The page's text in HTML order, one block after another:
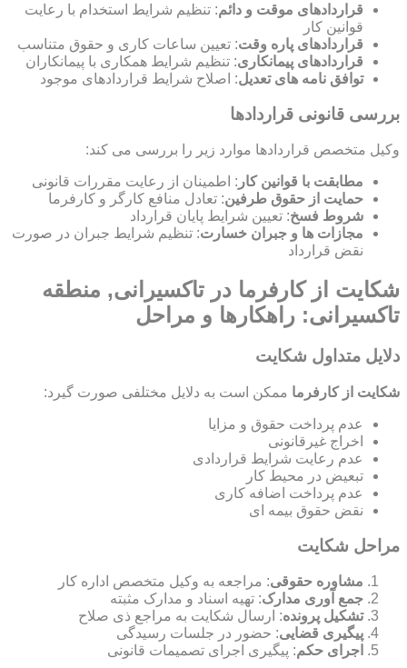
قراردادهای موقت و دائم: تنظیم شرایط استخدام با رعایت
قوانین کار
قراردادهای پاره وقت: تعیین ساعات کاری و حقوق متناسب
قراردادهای پیمانکاری: تنظیم شرایط همکاری با پیمانکاران
توافق نامه های تعدیل: اصلاح شرایط قراردادهای موجود
بررسی قانونی قراردادها
وکیل متخصص قراردادها موارد زیر را بررسی می کند:
مطابقت با قوانین کار : اطمینان از رعایت مقررات قانونی
حمایت از حقوق طرفین: تعادل منافع کارگر و کارفرما
شروط فسخ: تعیین شرایط پایان قرارداد
مجازات ها و جبران خسارت: تنظیم شرایط جبران در صورت
نقض قرارداد
شکایت از کارفرما در تاکسیرانی, منطقه
تاکسیرانی: راهکارها و مراحل
دلایل متداول شکایت
شکایت از کارفرما ممکن است به دلایل مختلفی صورت گیرد:
عدم پرداخت حقوق و مزایا
اخراج غیرقانونی
عدم رعایت شرایط قراردادی
تبعیض در محیط کار
عدم پرداخت اضافه کاری
نقض حقوق بیمه ای
مراحل شکایت
مشاوره حقوقی: مراجعه به وکیل متخصص اداره کار
جمع آوری مدارک: تهیه اسناد و مدارک مثبته
تشکیل پرونده: ارسال شکایت به مراجع ذی صلاح
پیگیری قضایی: حضور در جلسات رسیدگی
اجرای حکم: پیگیری اجرای تصمیمات قانونی